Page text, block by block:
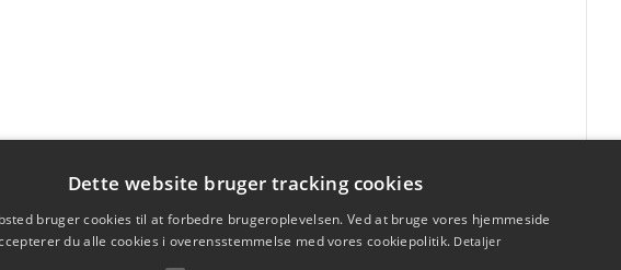
Dette website bruger tracking cookies
bruger cookies til at forbedre brugeroplevelsen. Ved at bruge vores hjemmeside
du alle cookies i overensstemmelse med vores cookiepolitik. Detaljer